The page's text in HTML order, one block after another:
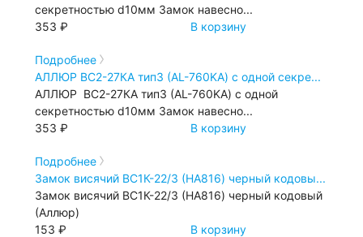
секретностью d10мм Замок навесно...
353 ₽
В корзину
Подробнее
АЛЛЮР ВС2-27КА тип3 (AL-760KA) с одной секре...
АЛЛЮР ВС2-27КА тип3 (AL-760KA) с одной
секретностью d10мм Замок навесно...
353 ₽
В корзину
Подробнее
Замок висячий ВС1К-22/3 (HA816) черный кодовы...
Замок висячий ВС1К-22/3 (HA816) черный кодовый
(Аллюр)
153 ₽
В корзину